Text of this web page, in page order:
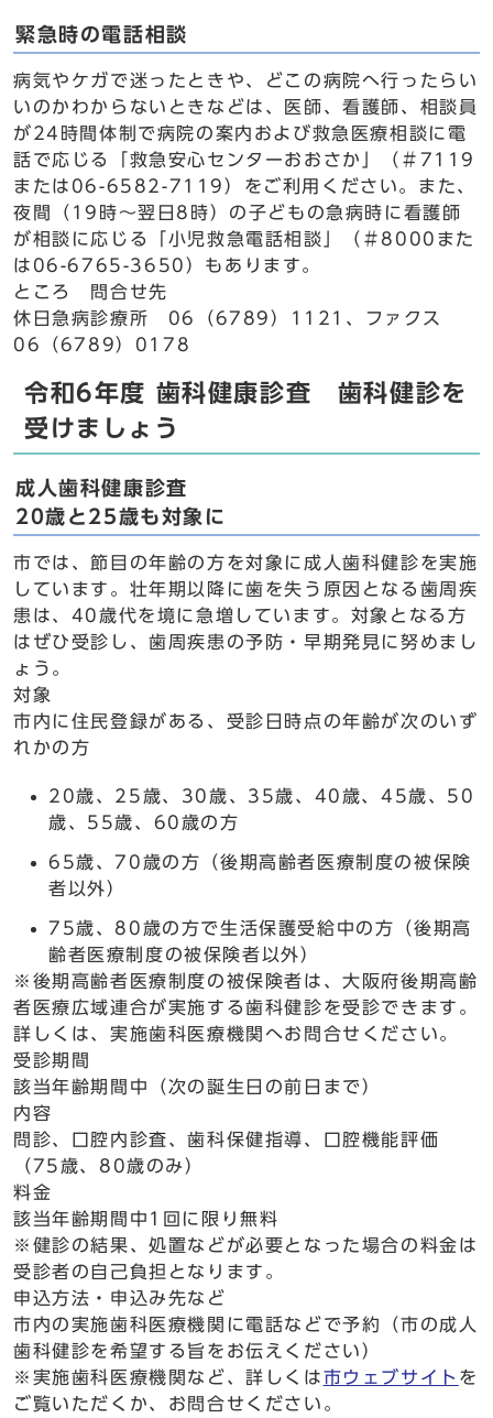
緊急時の電話相談
病気やケガで迷ったときや、どこの病院へ行ったらい
いのかわからないときなどは、医師、看護師、相談員
が24時間体制で病院の案内および救急医療相談に電
話で応じる「救急安心センターおおさか」（＃7119
または06-6582-7119）をご利用ください。また、
夜間（19時～翌日8時）の子どもの急病時に看護師
が相談に応じる「小児救急電話相談」（＃8000また
は06-6765-3650）もあります。
ところ 問合せ先
休日急病診療所 06（6789）1121、ファクス
06（6789）0178
令和6年度 歯科健康診査 歯科健診を
受けましょう
成人歯科健康診査
20歳と25歳も対象に
市では、節目の年齢の方を対象に成人歯科健診を実施
しています。壮年期以降に歯を失う原因となる歯周疾
患は、40歳代を境に急増しています。対象となる方
はぜひ受診し、歯周疾患の予防・早期発見に努めまし
ょう。
対象
市内に住民登録がある、受診日時点の年齢が次のいず
れかの方
20歳、25歳、30歳、35歳、40歳、45歳、50
歳、55歳、60歳の方
65歳、70歳の方（後期高齢者医療制度の被保険
者以外）
75歳、80歳の方で生活保護受給中の方（後期高
齢者医療制度の被保険者以外）
※後期高齢者医療制度の被保険者は、大阪府後期高齢
者医療広域連合が実施する歯科健診を受診できます。
詳しくは、実施歯科医療機関へお問合せください。
受診期間
該当年齢期間中（次の誕生日の前日まで）
内容
問診、口腔内診査、歯科保健指導、口腔機能評価
（75歳、80歳のみ）
料金
該当年齢期間中1回に限り無料
※健診の結果、処置などが必要となった場合の料金は
受診者の自己負担となります。
申込方法・申込み先など
市内の実施歯科医療機関に電話などで予約（市の成人
歯科健診を希望する旨をお伝えください）
※実施歯科医療機関など、詳しくは市ウェブサイト を
ご覧いただくか、お問合せください。